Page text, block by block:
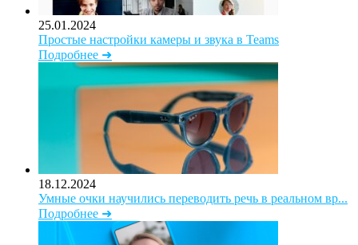
25.01.2024
Простые настройки камеры и звука в Teams
Подробнее ➜
18.12.2024
Умные очки научились переводить речь в реальном вр...
Подробнее ➜